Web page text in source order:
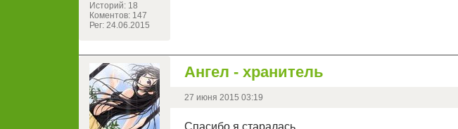
Историй: 18
Коментов: 147
Рег: 24.06.2015
Ангел - хранитель
27 июня 2015 03:19